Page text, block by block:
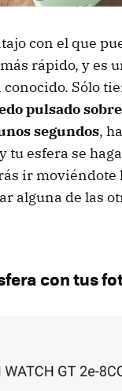
con el que
rápido, y es
Sólo
pulsado
segundos,
tu esfera se
ir moviéndote
alguna de las
con tus